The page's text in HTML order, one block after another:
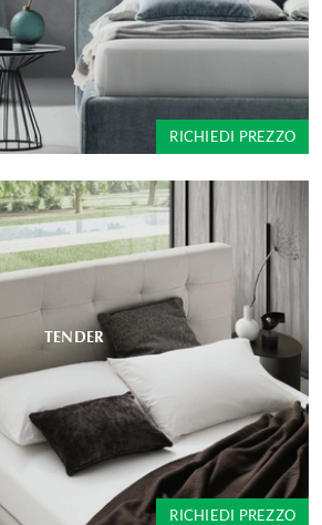
RICHIEDI PREZZO
TENDER
RICHIEDI PREZZO